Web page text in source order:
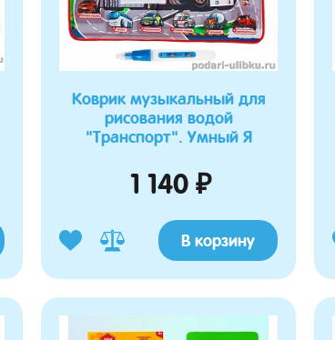
Коврик музыкальный для
рисования водой
"Транспорт". Умный Я
1 140 ₽
В корзину